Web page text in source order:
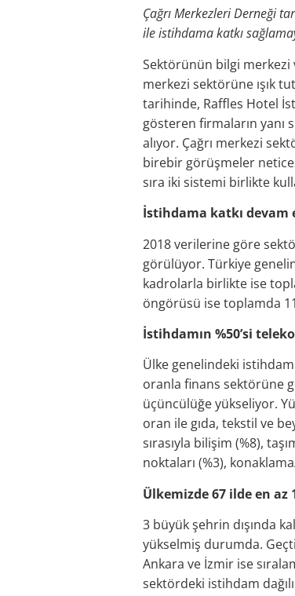
Çağrı Merkezleri Derneği
ile istihdama katkı
Sektörünün bilgi merkezi
merkezi sektörüne ışık
tarihinde, Raffles Hotel
gösteren firmaların yanı
alıyor. Çağrı merkezi
birebir görüşmeler
sıra iki sistemi birlikte
İstihdama katkı devam
2018 verilerine göre
görülüyor. Türkiye
kadrolarla birlikte ise
öngörüsü ise toplamda
İstihdamın %50’si
Ülke genelindeki
oranla finans sektörüne
üçüncülüğe yükseliyor.
oran ile gıda, tekstil ve
sırasıyla bilişim (%8),
noktaları (%3),
Ülkemizde 67 ilde en az
3 büyük şehrin dışında
yükselmiş durumda.
Ankara ve İzmir ise
sektördeki istihdam